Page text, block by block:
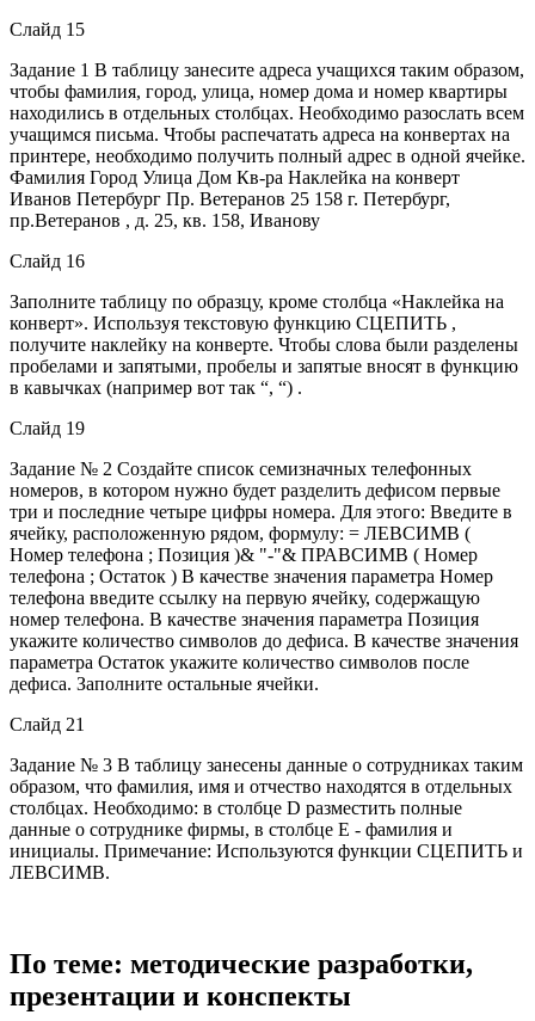
Слайд 15
Задание 1 В таблицу занесите адреса учащихся таким образом,
чтобы фамилия, город, улица, номер дома и номер квартиры
находились в отдельных столбцах. Необходимо разослать всем
учащимся письма. Чтобы распечатать адреса на конвертах на
принтере, необходимо получить полный адрес в одной ячейке.
Фамилия Город Улица Дом Кв-ра Наклейка на конверт
Иванов Петербург Пр. Ветеранов 25 158 г. Петербург,
пр.Ветеранов , д. 25, кв. 158, Иванову
Слайд 16
Заполните таблицу по образцу, кроме столбца «Наклейка на
конверт». Используя текстовую функцию СЦЕПИТЬ ,
получите наклейку на конверте. Чтобы слова были разделены
пробелами и запятыми, пробелы и запятые вносят в функцию
в кавычках (например вот так “, “) .
Слайд 19
Задание № 2 Создайте список семизначных телефонных
номеров, в котором нужно будет разделить дефисом первые
три и последние четыре цифры номера. Для этого: Введите в
ячейку, расположенную рядом, формулу: = ЛЕВСИМВ (
Номер телефона ; Позиция )& "-"& ПРАВСИМВ ( Номер
телефона ; Остаток ) В качестве значения параметра Номер
телефона введите ссылку на первую ячейку, содержащую
номер телефона. В качестве значения параметра Позиция
укажите количество символов до дефиса. В качестве значения
параметра Остаток укажите количество символов после
дефиса. Заполните остальные ячейки.
Слайд 21
Задание № 3 В таблицу занесены данные о сотрудниках таким
образом, что фамилия, имя и отчество находятся в отдельных
столбцах. Необходимо: в столбце D разместить полные
данные о сотруднике фирмы, в столбце E - фамилия и
инициалы. Примечание: Используются функции СЦЕПИТЬ и
ЛЕВСИМВ.
По теме: методические разработки,
презентации и конспекты